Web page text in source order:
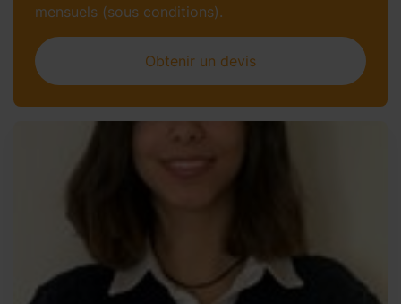
mensuels (sous conditions).
Obtenir un devis